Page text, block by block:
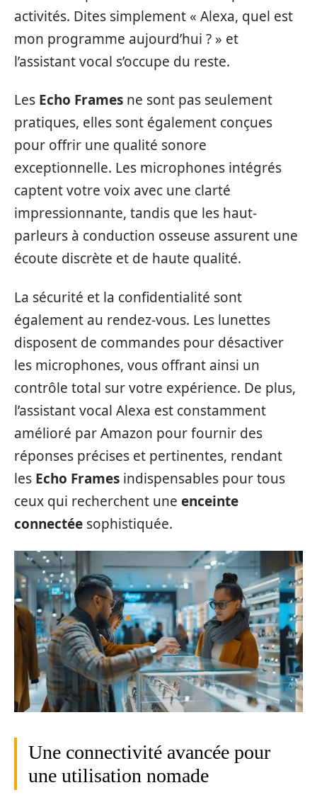
activités. Dites simplement « Alexa, quel est
mon programme aujourd’hui ? » et
l’assistant vocal s’occupe du reste.
Les Echo Frames ne sont pas seulement
pratiques, elles sont également conçues
pour offrir une qualité sonore
exceptionnelle. Les microphones intégrés
captent votre voix avec une clarté
impressionnante, tandis que les haut-
parleurs à conduction osseuse assurent une
écoute discrète et de haute qualité.
La sécurité et la confidentialité sont
également au rendez-vous. Les lunettes
disposent de commandes pour désactiver
les microphones, vous offrant ainsi un
contrôle total sur votre expérience. De plus,
l’assistant vocal Alexa est constamment
amélioré par Amazon pour fournir des
réponses précises et pertinentes, rendant
les Echo Frames indispensables pour tous
ceux qui recherchent une enceinte
connectée sophistiquée.
Une connectivité avancée pour
une utilisation nomade